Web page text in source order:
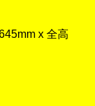
x 全高